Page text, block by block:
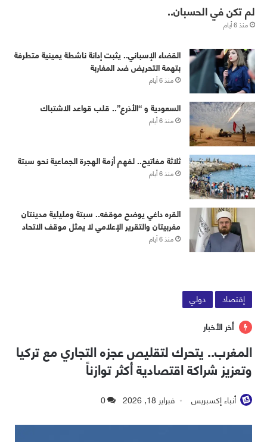
لم تكن في الحسبان..
منذ 6 أيام
القضاء الإسباني.. يثبت إدانة ناشطة يمينية متطرفة
بتهمة التحريض ضد المغاربة
منذ 6 أيام
‏⁧‫السعودية‬⁩ و “الأذرع”.. قلب قواعد الاشتباك
منذ 6 أيام
ثلاثة مفاتيح.. لفهم أزمة الهجرة الجماعية نحو سبتة
منذ 6 أيام
القره داغي يوضح موقفه.. سبتة ومليلية مدينتان
مغربيتان والتقرير الإعلامي لا يمثل موقف الاتحاد
منذ 6 أيام